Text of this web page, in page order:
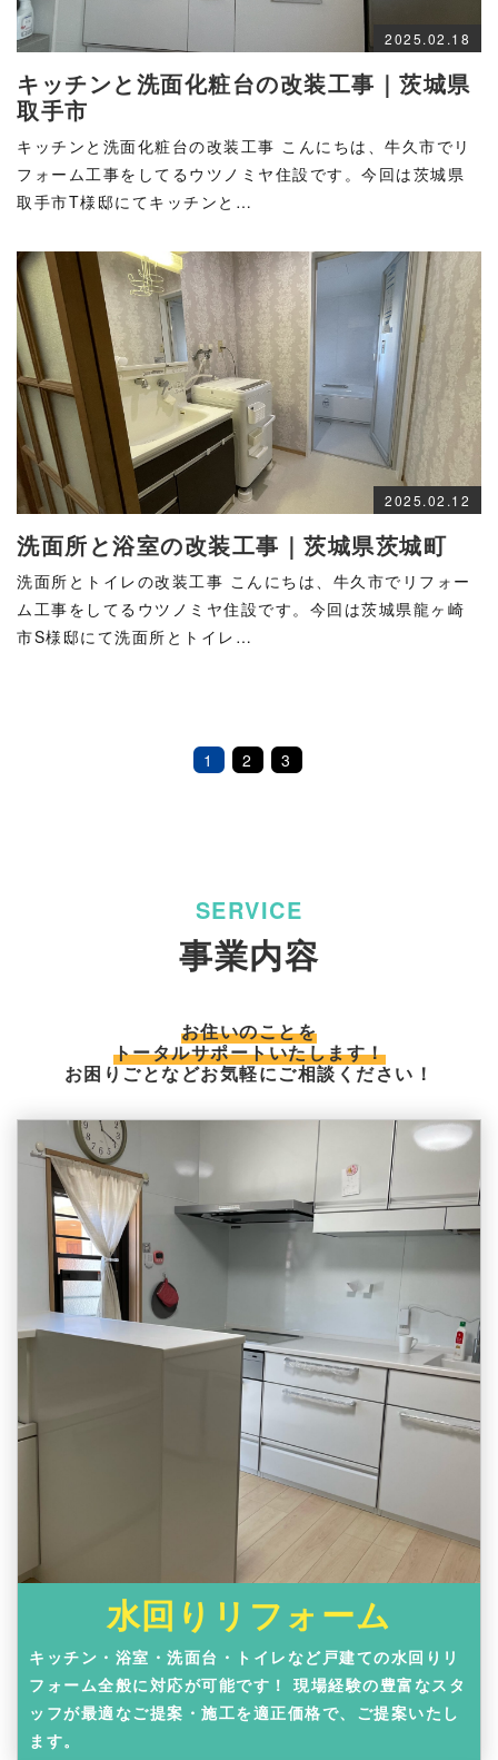
2025.02.18
キッチンと洗面化粧台の改装工事｜茨城県
取手市
キッチンと洗面化粧台の改装工事 こんにちは、牛久市でリ
フォーム工事をしてるウツノミヤ住設です。今回は茨城県
取手市T様邸にてキッチンと…
2025.02.12
洗面所と浴室の改装工事｜茨城県茨城町
洗面所とトイレの改装工事 こんにちは、牛久市でリフォー
ム工事をしてるウツノミヤ住設です。今回は茨城県龍ヶ崎
市S様邸にて洗面所とトイレ…
1 2 3
事業内容
お住いのことを
トータルサポートいたします！
お困りごとなどお気軽にご相談ください！
水回りリフォーム
キッチン・浴室・洗面台・トイレなど戸建ての水回りリ
フォーム全般に対応が可能です！ 現場経験の豊富なスタ
ッフが最適なご提案・施工を適正価格で、ご提案いたし
ます。